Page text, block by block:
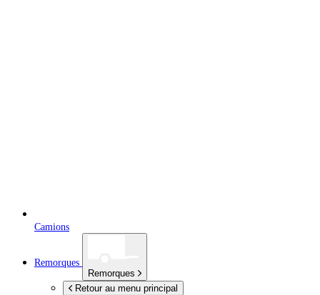
Camions
Remorques
Remorques
Retour au menu principal